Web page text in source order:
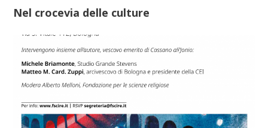
Nel crocevia delle culture